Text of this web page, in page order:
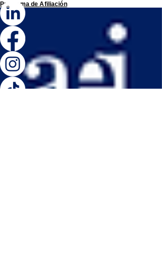
Programa deAfiliación